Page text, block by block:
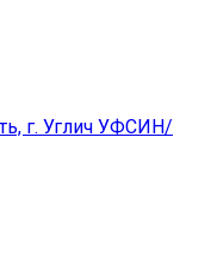
г. Углич УФСИН/